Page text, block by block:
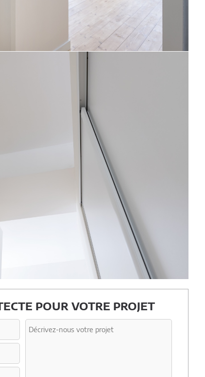
POUR VOTRE PROJET